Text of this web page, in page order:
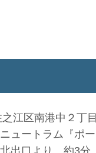
江区南港中２丁
ュートラム『ポ